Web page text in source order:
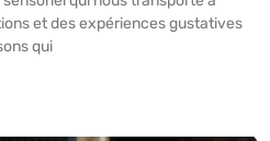
et des expériences gustatives
qui